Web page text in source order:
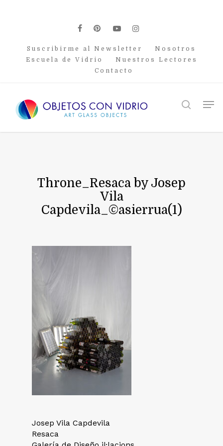
facebook
pinterest
youtubeinstagram
Suscribirme al Newsletter
Nosotros
Escuela de Vidrio
Nuestros Lectores
Contacto
search
Throne_Resaca by Josep
Vila
Capdevila_©asierrua(1)
Josep Vila Capdevila
Resaca